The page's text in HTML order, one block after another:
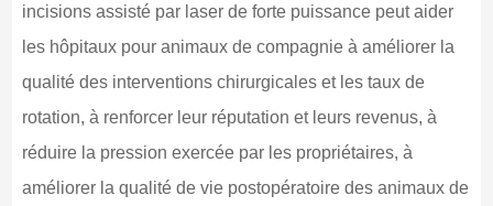
incisions assisté par laser de forte puissance peut aider
les hôpitaux pour animaux de compagnie à améliorer la
qualité des interventions chirurgicales et les taux de
rotation, à renforcer leur réputation et leurs revenus, à
réduire la pression exercée par les propriétaires, à
améliorer la qualité de vie postopératoire des animaux de